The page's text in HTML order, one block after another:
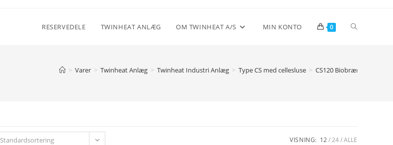
RESERVEDELE TWINHEAT ANLÆG OM TWINHEAT A/S MIN KONTO 0 Toggle
> Varer > Twinheat Anlæg > Twinheat Industri Anlæg > Type CS med cellesluse > CS120 Biobrændselsanlæg
Standardsortering VISNING: 12 24 ALLE